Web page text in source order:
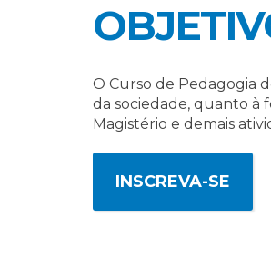
O Curso de Pedagogia
da sociedade, quanto à
Magistério e demais
INSCREVA-SE